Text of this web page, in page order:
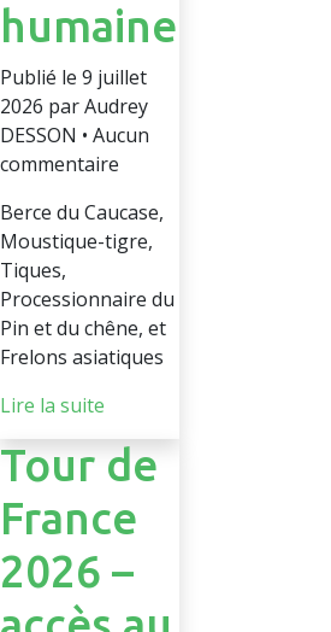
humaine
Publié le 9 juillet
2026 par Audrey
DESSON • Aucun
commentaire
Berce du Caucase,
Moustique-tigre,
Tiques,
Processionnaire du
Pin et du chêne, et
Frelons asiatiques
Lire la suite
Tour de
France
2026 –